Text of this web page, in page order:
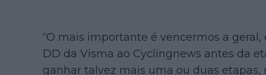
“O mais importante é vencermos a
DD da Visma ao Cyclingnews antes da
ganhar talvez mais uma ou duas etapas,